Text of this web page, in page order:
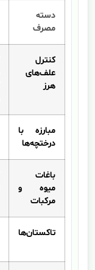
دسته
مصرف
کنترل
علف‌های
هرز
مبارزه با
درختچه‌ها
باغات
میوه و
مرکبات
تاکستان‌ها